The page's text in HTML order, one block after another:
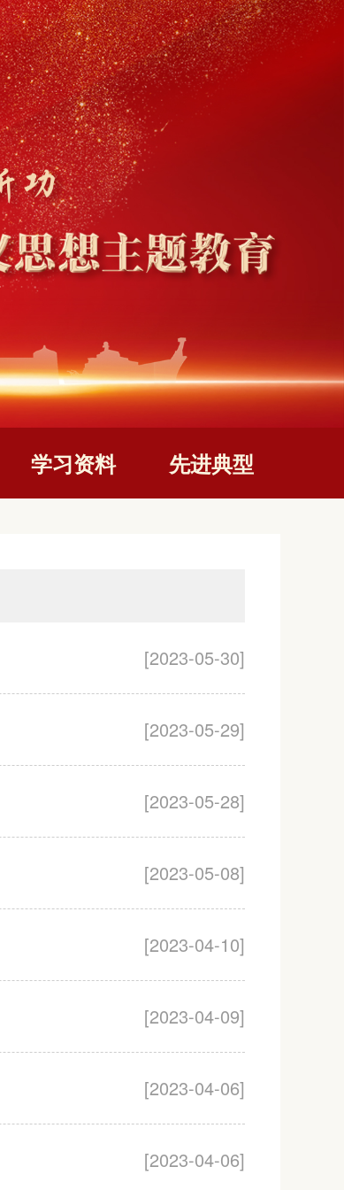
学习资料 先进典型
[2023-05-30]
[2023-05-29]
[2023-05-28]
[2023-05-08]
[2023-04-10]
[2023-04-09]
[2023-04-06]
[2023-04-06]